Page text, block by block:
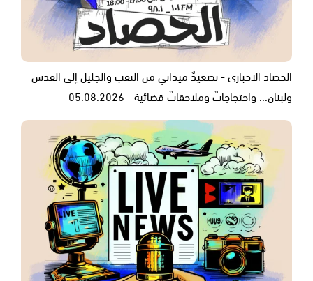
الحصاد الاخباري - تصعيدٌ ميداني من النقب والجليل إلى القدس
ولبنان... واحتجاجاتٌ وملاحقاتٌ قضائية - 05.08.2026